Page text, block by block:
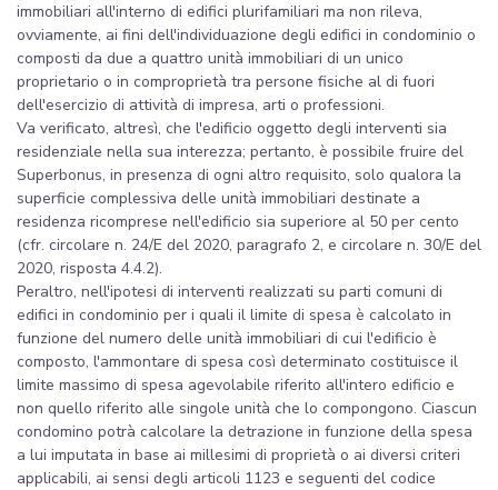
immobiliari all'interno di edifici plurifamiliari ma non rileva,
ovviamente, ai fini dell'individuazione degli edifici in condominio o
composti da due a quattro unità immobiliari di un unico
proprietario o in comproprietà tra persone fisiche al di fuori
dell'esercizio di attività di impresa, arti o professioni.
Va verificato, altresì, che l'edificio oggetto degli interventi sia
residenziale nella sua interezza; pertanto, è possibile fruire del
Superbonus, in presenza di ogni altro requisito, solo qualora la
superficie complessiva delle unità immobiliari destinate a
residenza ricomprese nell'edificio sia superiore al 50 per cento
(cfr. circolare n. 24/E del 2020, paragrafo 2, e circolare n. 30/E del
2020, risposta 4.4.2).
Peraltro, nell'ipotesi di interventi realizzati su parti comuni di
edifici in condominio per i quali il limite di spesa è calcolato in
funzione del numero delle unità immobiliari di cui l'edificio è
composto, l'ammontare di spesa così determinato costituisce il
limite massimo di spesa agevolabile riferito all'intero edificio e
non quello riferito alle singole unità che lo compongono. Ciascun
condomino potrà calcolare la detrazione in funzione della spesa
a lui imputata in base ai millesimi di proprietà o ai diversi criteri
applicabili, ai sensi degli articoli 1123 e seguenti del codice